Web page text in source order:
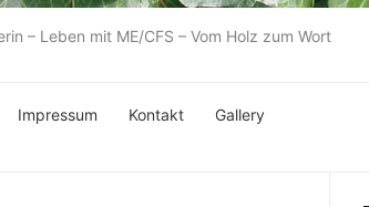
– Leben mit ME/CFS – Vom Holz zum Wort
Impressum Kontakt
Gallery